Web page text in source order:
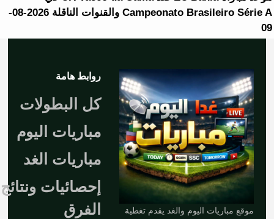
Campeonato Brasileiro Série A والقنوات الناقلة 2026-08-
09
موقع مباريات اليوم والغد يقدم تغطية
روابط هامة
كل البطولات
مباريات اليوم
مباريات الغد
إحصائيات ونتائج
الفرق